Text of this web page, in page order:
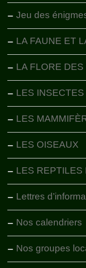
Jeu des
LA FAUNE ET
LA FLORE
LES INSECTES
LES
LES OISEAUX
LES REPTILES
Lettres
Nos calendriers
Nos groupes